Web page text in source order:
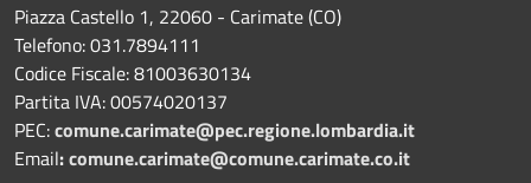
Piazza Castello 1, 22060 - Carimate (CO)
Telefono: 031.7894111
Codice Fiscale: 81003630134
Partita IVA: 00574020137
PEC:comune.carimate@pec.regione.lombardia.it
Email:comune.carimate@comune.carimate.co.it